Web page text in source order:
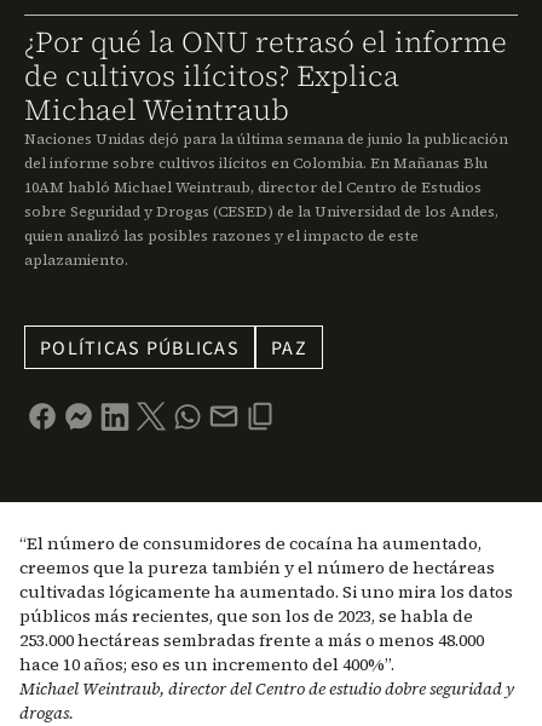
¿Por qué la ONU retrasó el informe
de cultivos ilícitos? Explica
Michael Weintraub
Naciones Unidas dejó para la última semana de junio la publicación
del informe sobre cultivos ilícitos en Colombia. En Mañanas Blu
10AM habló Michael Weintraub, director del Centro de Estudios
sobre Seguridad y Drogas (CESED) de la Universidad de los Andes,
quien analizó las posibles razones y el impacto de este
aplazamiento.
POLÍTICAS PÚBLICAS PAZ
“El número de consumidores de cocaína ha aumentado,
creemos que la pureza también y el número de hectáreas
cultivadas lógicamente ha aumentado. Si uno mira los datos
públicos más recientes, que son los de 2023, se habla de
253.000 hectáreas sembradas frente a más o menos 48.000
hace 10 años; eso es un incremento del 400%”.
Michael Weintraub, director del Centro de estudio dobre seguridad y
drogas.